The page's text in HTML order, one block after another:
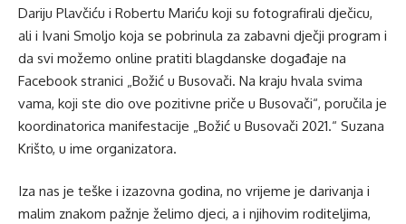
Dariju Plavčiću i Robertu Mariću koji su fotografirali dječicu,
ali i Ivani Smoljo koja se pobrinula za zabavni dječji program i
da svi možemo online pratiti blagdanske događaje na
Facebook stranici „Božić u Busovači. Na kraju hvala svima
vama, koji ste dio ove pozitivne priče u Busovači“, poručila je
koordinatorica manifestacije „Božić u Busovači 2021.“ Suzana
Krišto, u ime organizatora.
Iza nas je teške i izazovna godina, no vrijeme je darivanja i
malim znakom pažnje želimo djeci, a i njihovim roditeljima,